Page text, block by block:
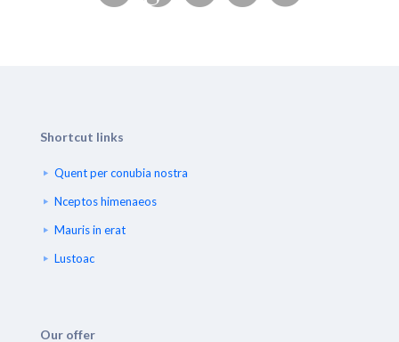
Shortcut links
Quent per conubia nostra
Nceptos himenaeos
Mauris in erat
Lustoac
Our offer